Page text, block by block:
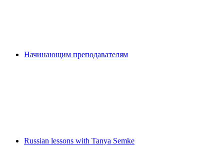
Начинающим преподавателям
Russian lessons with Tanya Semke